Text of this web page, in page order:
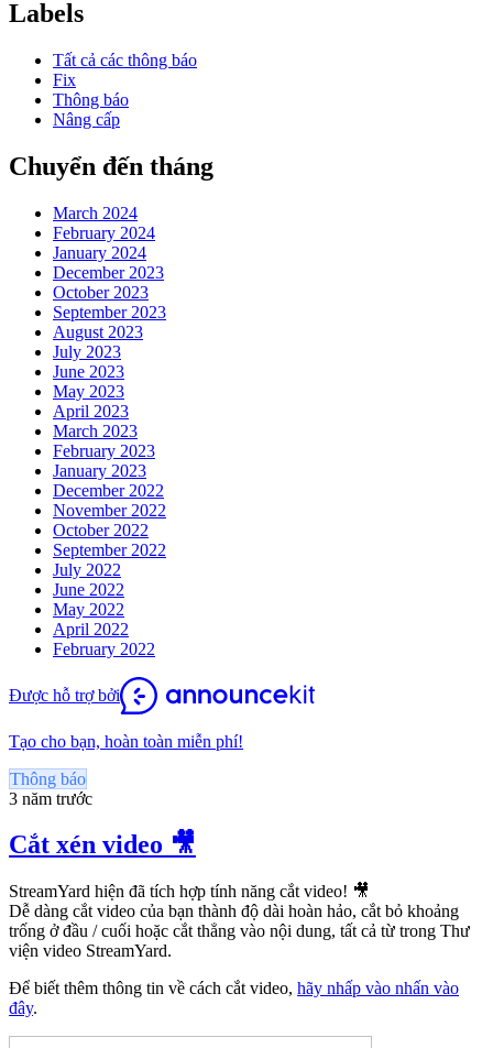
Labels
Tất cả các thông báo
Fix
Thông báo
Nâng cấp
Chuyển đến tháng
March 2024
February 2024
January 2024
December 2023
October 2023
September 2023
August 2023
July 2023
June 2023
May 2023
April 2023
March 2023
February 2023
January 2023
December 2022
November 2022
October 2022
September 2022
July 2022
June 2022
May 2022
April 2022
February 2022
Được hỗ trợ bởi
Tạo cho bạn, hoàn toàn miễn phí!
Thông báo
3 năm trước
Cắt xén video 🎥
StreamYard hiện đã tích hợp tính năng cắt video! 🎥
Dễ dàng cắt video của bạn thành độ dài hoàn hảo, cắt bỏ khoảng
trống ở đầu / cuối hoặc cắt thẳng vào nội dung, tất cả từ trong Thư
viện video StreamYard.
Để biết thêm thông tin về cách cắt video, hãy nhấp vào nhấn vào
đây.